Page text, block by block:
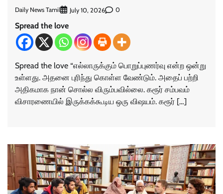
Daily News Tamil July 10, 2026 0
Spread the love
Spread the love “எல்லாருக்கும் பொறுப்புணர்வு என்ற ஒன்று
உள்ளது. அதனை புரிந்து கொள்ள வேண்டும். அதைப் பற்றி
அதிகமாக நான் சொல்ல விரும்பவில்லை. கரூர் சம்பவம்
விசாரணையில் இருக்கக்கூடிய ஒரு விஷயம். கரூர் […]